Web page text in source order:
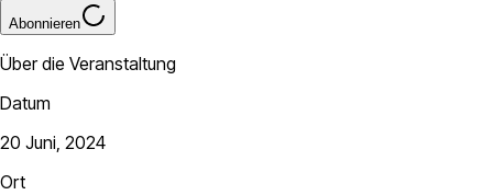
Abonnieren
Über die Veranstaltung
Datum
20 Juni, 2024
Ort